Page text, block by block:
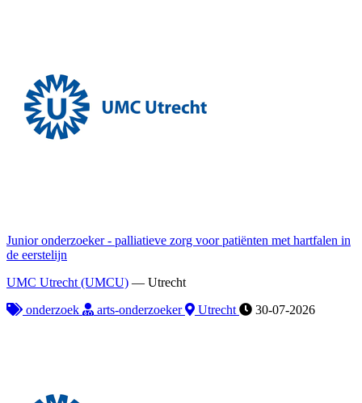
Junior onderzoeker - palliatieve zorg voor patiënten met hartfalen in
de eerstelijn
UMC Utrecht (UMCU) — Utrecht
onderzoek
arts-onderzoeker Utrecht 30-07-2026